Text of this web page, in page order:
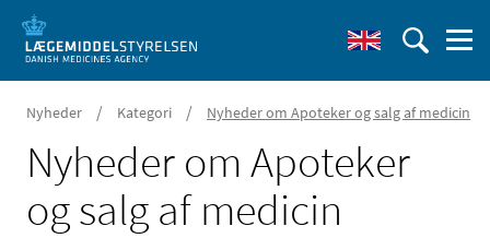
Nyheder / Kategori / Nyheder om Apoteker og salg af medicin
Nyheder om Apoteker
og salg af medicin